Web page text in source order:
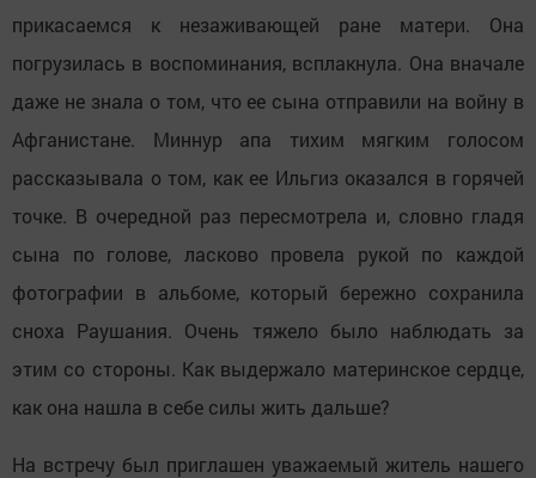
прикасаемся к незаживающей ране матери. Она
погрузилась в воспоминания, всплакнула. Она вначале
даже не знала о том, что ее сына отправили на войну в
Афганистане. Миннур апа тихим мягким голосом
рассказывала о том, как ее Ильгиз оказался в горячей
точке. В очередной раз пересмотрела и, словно гладя
сына по голове, ласково провела рукой по каждой
фотографии в альбоме, который бережно сохранила
сноха Раушания. Очень тяжело было наблюдать за
этим со стороны. Как выдержало материнское сердце,
как она нашла в себе силы жить дальше?
На встречу был приглашен уважаемый житель нашего